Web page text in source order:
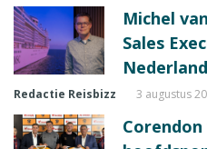
Michel
Sales
Nederland
Redactie Reisbizz 3 augustus